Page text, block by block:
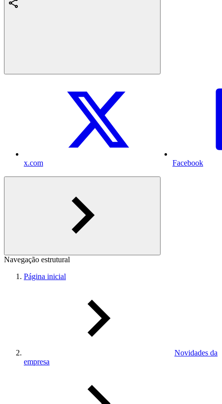
x.com Facebook
Navegação estrutural
Página inicial
Novidades da
empresa